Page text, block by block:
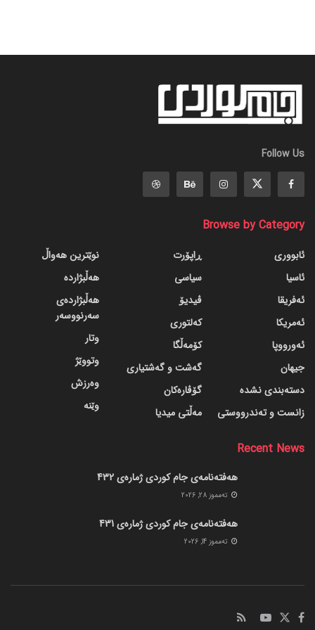
Follow Us
Browse by Category
ئابووری
ئاسیا
ئەفریقا
ئەمریکا
ئەورووپا
جیهان
دسته‌بندی نشده
زانست و تەندرووستی
ڕاپۆرت
سیاسی
ڤیدیۆ
کەلتوری
کۆمەڵگا
گه‌شت و گه‌شتیاری
گۆڤاره‌کان
مەڵتی میدیا
نوێترین هەواڵ
هەڵبژاردە
هەڵبژاردەی
سەرنووسەر
وتار
وتووێژ
وەرزش
وێنە
Recent News
هەفتەنامەی جام کوردی ژمارەی 432
ته‌مموز 28, 2026
هەفتەنامەی جام کوردی ژمارەی 431
ته‌مموز 14, 2026